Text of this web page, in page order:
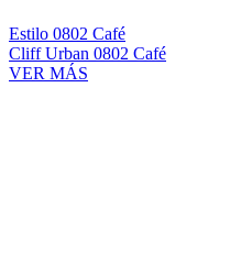
Estilo 0802 Café
Cliff Urban 0802 Café
VER MÁS